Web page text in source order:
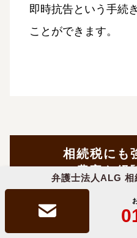
弁護士法人ALG 相
即時抗告という手続
ことができます。
相続税にも
豊富な経
あなたをフル
来所・オン